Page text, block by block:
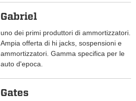
Gabriel
uno dei primi produttori di ammortizzatori.
Ampia offerta di hi jacks, sospensioni e
ammortizzatori. Gamma specifica per le
auto d'epoca.
Gates